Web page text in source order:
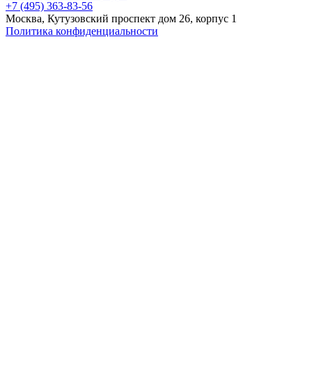
+7 (495) 363-83-56
Москва, Кутузовский проспект дом 26, корпус 1
Политика конфиденциальности